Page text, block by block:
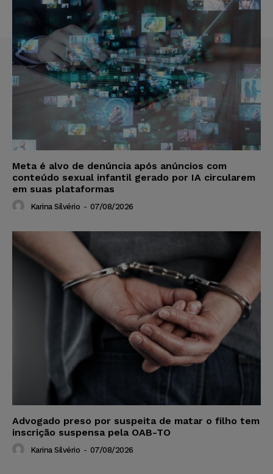
Meta é alvo de denúncia após anúncios com
conteúdo sexual infantil gerado por IA circularem
em suas plataformas
Karina Silvério - 07/08/2026
Advogado preso por suspeita de matar o filho tem
inscrição suspensa pela OAB-TO
Karina Silvério - 07/08/2026